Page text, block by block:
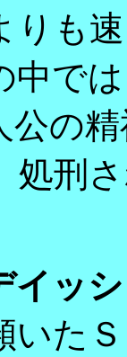
りも
中で
公の
処刑
イッ
いた